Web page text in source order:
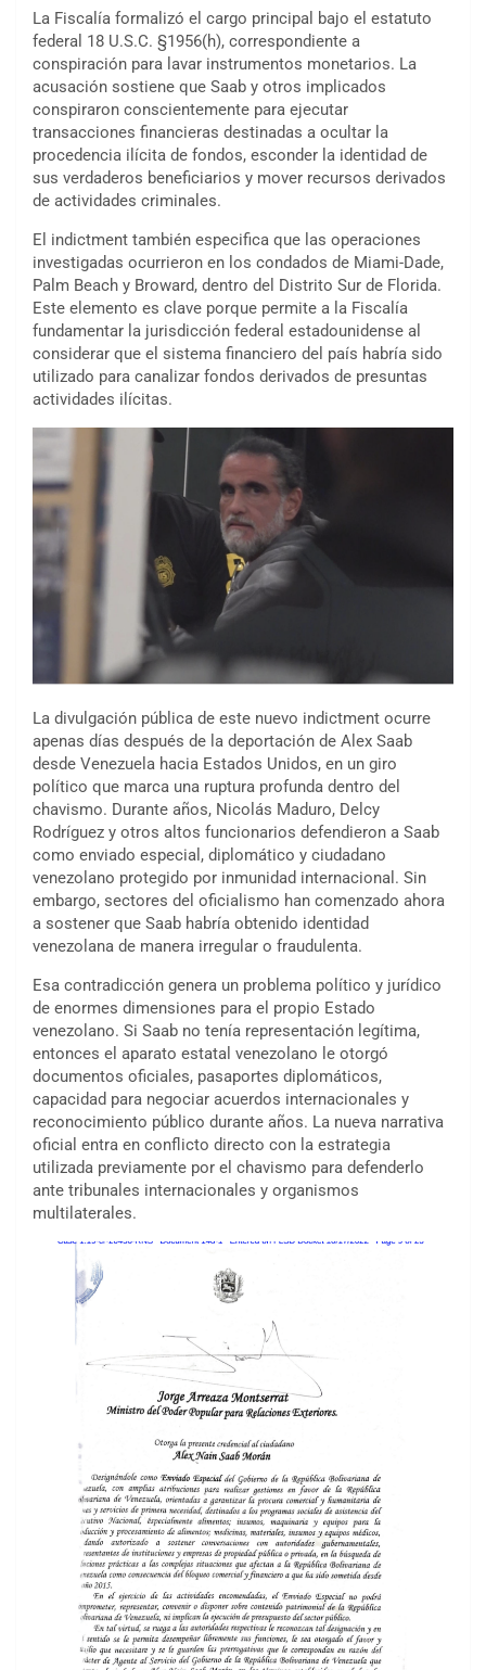
La Fiscalía formalizó el cargo principal bajo el estatuto
federal 18 U.S.C. §1956(h), correspondiente a
conspiración para lavar instrumentos monetarios. La
acusación sostiene que Saab y otros implicados
conspiraron conscientemente para ejecutar
transacciones financieras destinadas a ocultar la
procedencia ilícita de fondos, esconder la identidad de
sus verdaderos beneficiarios y mover recursos derivados
de actividades criminales.
El indictment también especifica que las operaciones
investigadas ocurrieron en los condados de Miami-Dade,
Palm Beach y Broward, dentro del Distrito Sur de Florida.
Este elemento es clave porque permite a la Fiscalía
fundamentar la jurisdicción federal estadounidense al
considerar que el sistema financiero del país habría sido
utilizado para canalizar fondos derivados de presuntas
actividades ilícitas.
La divulgación pública de este nuevo indictment ocurre
apenas días después de la deportación de Alex Saab
desde Venezuela hacia Estados Unidos, en un giro
político que marca una ruptura profunda dentro del
chavismo. Durante años, Nicolás Maduro, Delcy
Rodríguez y otros altos funcionarios defendieron a Saab
como enviado especial, diplomático y ciudadano
venezolano protegido por inmunidad internacional. Sin
embargo, sectores del oficialismo han comenzado ahora
a sostener que Saab habría obtenido identidad
venezolana de manera irregular o fraudulenta.
Esa contradicción genera un problema político y jurídico
de enormes dimensiones para el propio Estado
venezolano. Si Saab no tenía representación legítima,
entonces el aparato estatal venezolano le otorgó
documentos oficiales, pasaportes diplomáticos,
capacidad para negociar acuerdos internacionales y
reconocimiento público durante años. La nueva narrativa
oficial entra en conflicto directo con la estrategia
utilizada previamente por el chavismo para defenderlo
ante tribunales internacionales y organismos
multilaterales.